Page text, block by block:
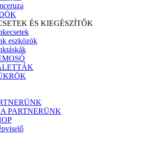
ÉS KIEGÉSZÍTŐK
eszközök
PARTNERÜNK